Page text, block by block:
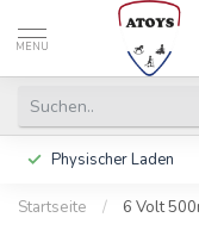
MENU
Physischer Laden
Startseite / 6 Volt